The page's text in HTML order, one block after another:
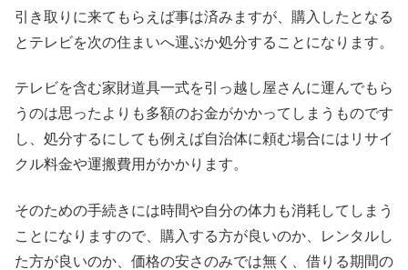
引き取りに来てもらえば事は済みますが、購入したとなる
とテレビを次の住まいへ運ぶか処分することになります。
テレビを含む家財道具一式を引っ越し屋さんに運んでもら
うのは思ったよりも多額のお金がかかってしまうものです
し、処分するにしても例えば自治体に頼む場合にはリサイ
クル料金や運搬費用がかかります。
そのための手続きには時間や自分の体力も消耗してしまう
ことになりますので、購入する方が良いのか、レンタルし
た方が良いのか、価格の安さのみでは無く、借りる期間の